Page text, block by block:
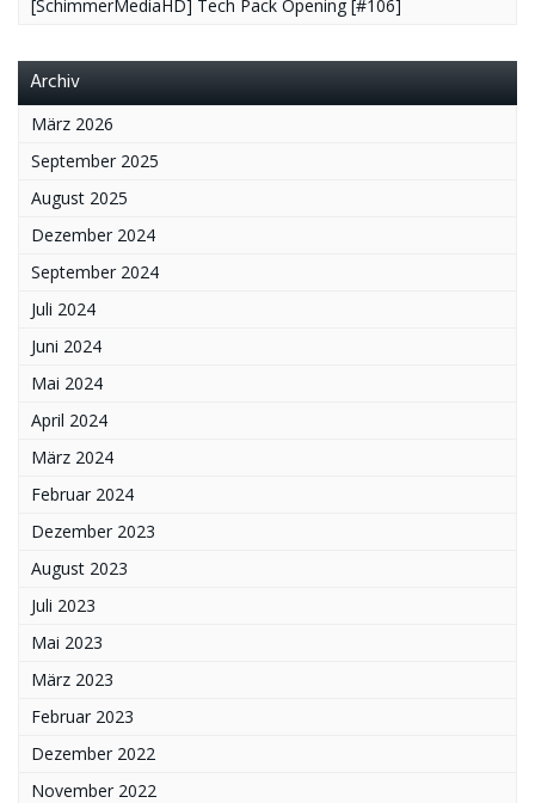
[SchimmerMediaHD] Tech Pack Opening [#106]
Archiv
März 2026
September 2025
August 2025
Dezember 2024
September 2024
Juli 2024
Juni 2024
Mai 2024
April 2024
März 2024
Februar 2024
Dezember 2023
August 2023
Juli 2023
Mai 2023
März 2023
Februar 2023
Dezember 2022
November 2022